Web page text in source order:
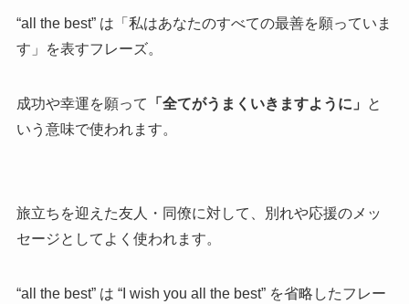
“all the best” は「私はあなたのすべての最善を願っていま
す」を表すフレーズ。
成功や幸運を願って 「全てがうまくいきますように」
と
いう意味で使われます。
旅立ちを迎えた友人・同僚に対して、別れや応援のメッ
セージとしてよく使われます。
“all the best” は “I wish you all the best” を省略したフレー